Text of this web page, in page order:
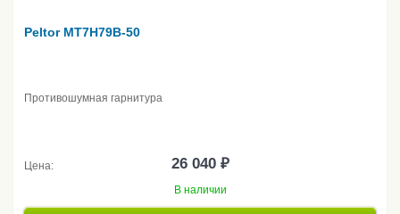
Peltor MT7H79B-50
Противошумная гарнитура
Цена: 26 040 ₽
В наличии